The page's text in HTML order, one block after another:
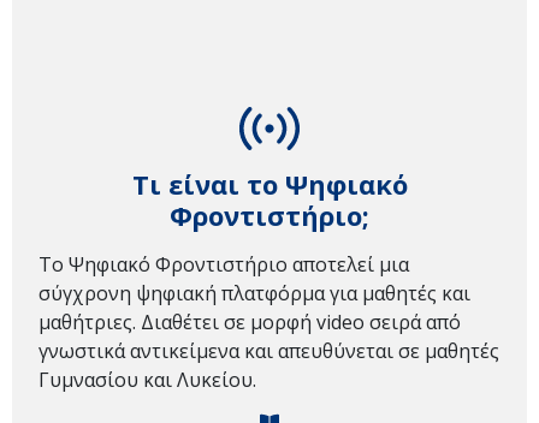
Τι είναι το Ψηφιακό
Φροντιστήριο;
Το Ψηφιακό Φροντιστήριο αποτελεί μια
σύγχρονη ψηφιακή πλατφόρμα για μαθητές και
μαθήτριες. Διαθέτει σε μορφή video σειρά από
γνωστικά αντικείμενα και απευθύνεται σε μαθητές
Γυμνασίου και Λυκείου.